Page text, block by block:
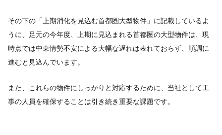
その下の「上期消化を見込む首都圏大型物件」に記載しているよ
うに、足元の今年度、上期に見込まれる首都圏の大型物件は、現
時点では中東情勢不安による大幅な遅れは表れておらず、順調に
進むと見込んでいます。
また、これらの物件にしっかりと対応するために、当社として工
事の人員を確保することは引き続き重要な課題です。